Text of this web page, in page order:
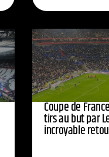
Coupe de
tirs au but par
incroyable